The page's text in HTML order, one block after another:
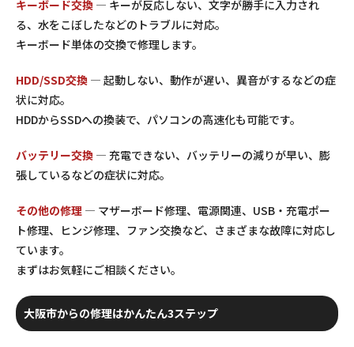
キーボード交換 — キーが反応しない、文字が勝手に入力され
る、水をこぼしたなどのトラブルに対応。
キーボード単体の交換で修理します。
HDD/SSD交換 — 起動しない、動作が遅い、異音がするなどの症
状に対応。
HDDからSSDへの換装で、パソコンの高速化も可能です。
バッテリー交換 — 充電できない、バッテリーの減りが早い、膨
張しているなどの症状に対応。
その他の修理 — マザーボード修理、電源関連、USB・充電ポー
ト修理、ヒンジ修理、ファン交換など、さまざまな故障に対応し
ています。
まずはお気軽にご相談ください。
大阪市からの修理はかんたん3ステップ